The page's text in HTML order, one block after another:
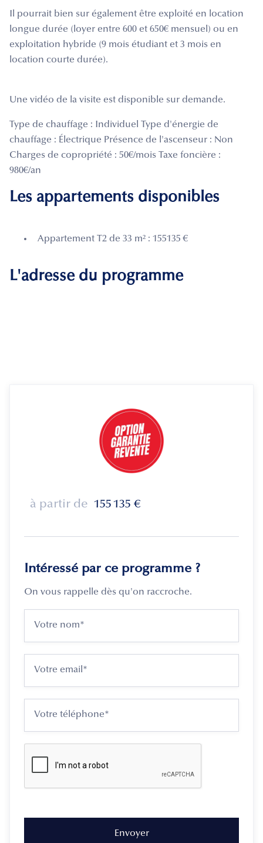
Il pourrait bien sur également être exploité en location
longue durée (loyer entre 600 et 650€ mensuel) ou en
exploitation hybride (9 mois étudiant et 3 mois en
location courte durée).
Une vidéo de la visite est disponible sur demande.
Type de chauffage : Individuel Type d'énergie de
chauffage : Électrique Présence de l'ascenseur : Non
Charges de copropriété : 50€/mois Taxe foncière :
980€/an
Les appartements disponibles
Appartement T2 de 33 m² : 155135 €
L'adresse du programme
à partir de 155 135 €
Intéressé par ce programme ?
On vous rappelle dès qu'on raccroche.